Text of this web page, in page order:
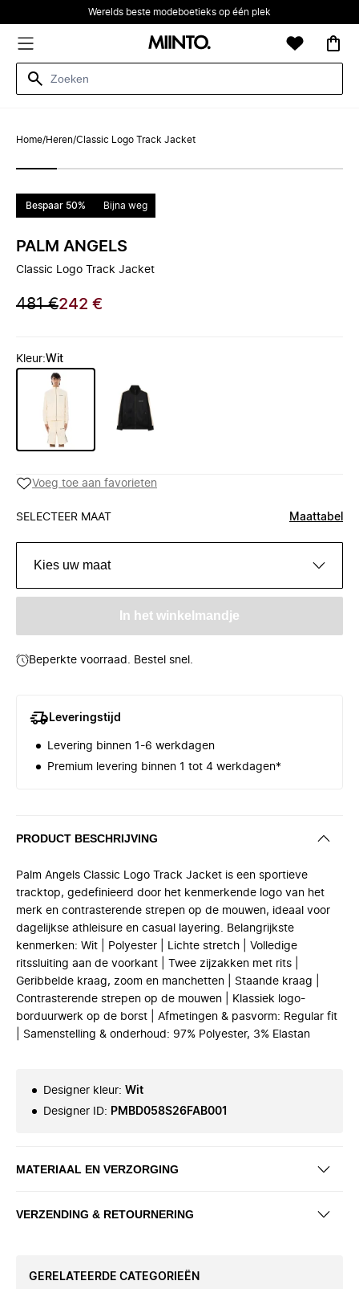
Werelds beste modeboetieks op één plek
Home/Heren/Classic Logo Track Jacket
Bespaar 50% Bijna weg
PALM ANGELS
Classic Logo Track Jacket
481 €242 €
Kleur:Wit
Voeg toe aan favorieten
SELECTEER MAAT Maattabel
Kies uw maat
In het winkelmandje
Beperkte voorraad. Bestel snel.
Leveringstijd
Levering binnen 1-6 werkdagen
Premium levering binnen 1 tot 4 werkdagen*
PRODUCT BESCHRIJVING
Palm Angels Classic Logo Track Jacket is een sportieve
tracktop, gedefinieerd door het kenmerkende logo van het
merk en contrasterende strepen op de mouwen, ideaal voor
dagelijkse athleisure en casual layering. Belangrijkste
kenmerken: Wit | Polyester | Lichte stretch | Volledige
ritssluiting aan de voorkant | Twee zijzakken met rits |
Geribbelde kraag, zoom en manchetten | Staande kraag |
Contrasterende strepen op de mouwen | Klassiek logo-
borduurwerk op de borst | Afmetingen & pasvorm: Regular fit
| Samenstelling & onderhoud: 97% Polyester, 3% Elastan
Designer kleur: Wit
Designer ID: PMBD058S26FAB001
MATERIAAL EN VERZORGING
VERZENDING & RETOURNERING
GERELATEERDE CATEGORIEËN